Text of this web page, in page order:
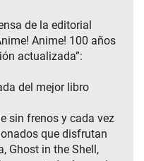
de la editorial
Anime! 100 años
actualizada”:
del mejor libro
sin frenos y cada vez
que disfrutan
Ghost in the Shell,